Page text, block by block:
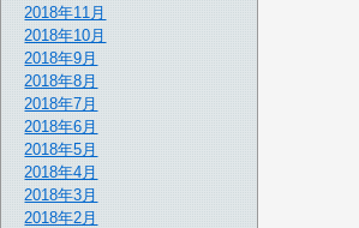
2018年11月
2018年10月
2018年9月
2018年8月
2018年7月
2018年6月
2018年5月
2018年4月
2018年3月
2018年2月